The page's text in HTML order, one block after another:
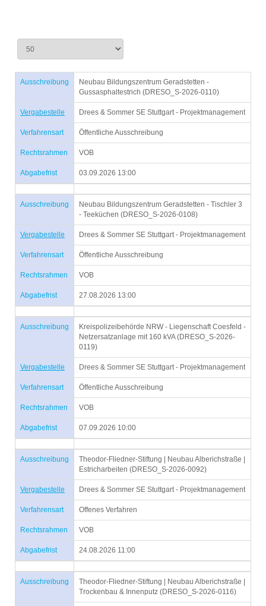
Ausschreibung
Neubau Bildungszentrum Geradstetten -
Gussasphaltestrich (DRESO_S-2026-0110)
Vergabestelle Drees & Sommer SE Stuttgart - Projektmanagement
Verfahrensart Öffentliche Ausschreibung
Rechtsrahmen VOB
Abgabefrist 03.09.2026 13:00
Ausschreibung
Neubau Bildungszentrum Geradstetten - Tischler 3
- Teeküchen (DRESO_S-2026-0108)
Vergabestelle Drees & Sommer SE Stuttgart - Projektmanagement
Verfahrensart Öffentliche Ausschreibung
Rechtsrahmen VOB
Abgabefrist 27.08.2026 13:00
Ausschreibung
Kreispolizeibehörde NRW - Liegenschaft Coesfeld -
Netzersatzanlage mit 160 kVA (DRESO_S-2026-
0119)
Vergabestelle Drees & Sommer SE Stuttgart - Projektmanagement
Verfahrensart Öffentliche Ausschreibung
Rechtsrahmen VOB
Abgabefrist 07.09.2026 10:00
Ausschreibung
Theodor-Fliedner-Stiftung | Neubau Alberichstraße |
Estricharbeiten (DRESO_S-2026-0092)
Vergabestelle Drees & Sommer SE Stuttgart - Projektmanagement
Verfahrensart Offenes Verfahren
Rechtsrahmen VOB
Abgabefrist 24.08.2026 11:00
Ausschreibung
Theodor-Fliedner-Stiftung | Neubau Alberichstraße |
Trockenbau & Innenputz (DRESO_S-2026-0116)